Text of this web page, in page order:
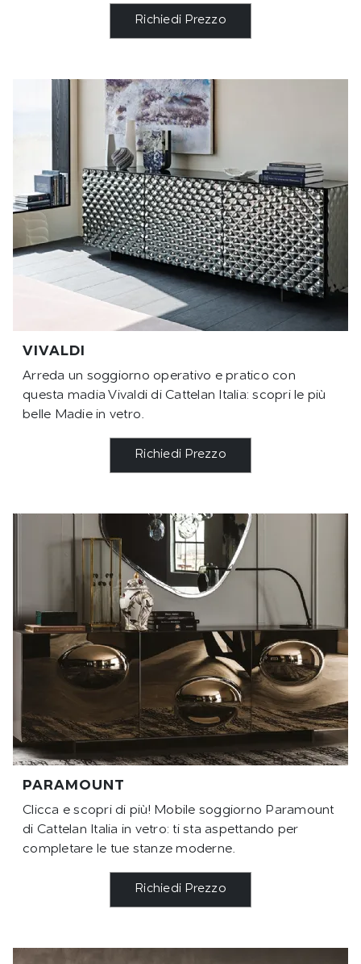
Richiedi Prezzo
VIVALDI
Arreda un soggiorno operativo e pratico con
questa madia Vivaldi di Cattelan Italia: scopri le più
belle Madie in vetro.
Richiedi Prezzo
PARAMOUNT
Clicca e scopri di più! Mobile soggiorno Paramount
di Cattelan Italia in vetro: ti sta aspettando per
completare le tue stanze moderne.
Richiedi Prezzo